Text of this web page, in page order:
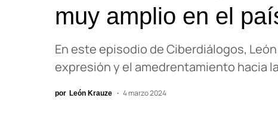
muy amplio en el
En este episodio de Ciberdiálogos,
expresión y el amedrentamiento hacia
por León Krauze 4 marzo 2024